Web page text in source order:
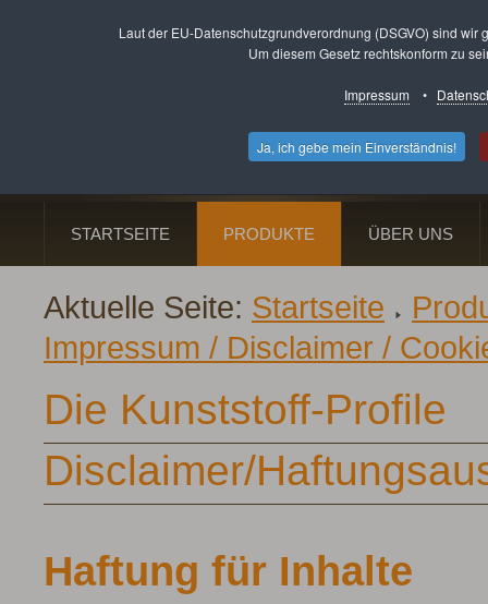
Fenster ·
Telefon: 06821 /
STARTSEITE PRODUKTE ÜBER UNS
Aktuelle Seite: Startseite
Impressum / Disclaimer /
Die Kunststoff-Profile
Disclaimer/
Haftung für Inhalte
Laut der EU-Datenschutzgrundverordnung (DSGVO) sind
Um diesem Gesetz rechtskonform zu
Impressum •
Ja, ich gebe mein Einverständnis!